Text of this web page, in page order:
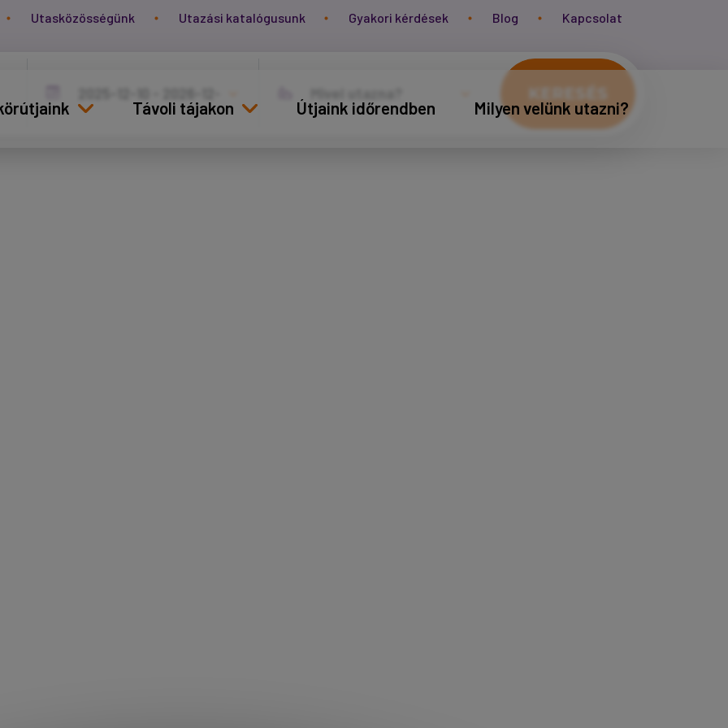
Utasközösségünk Utazási katalógusunk Gyakori kérdések Blog Kapcsolat
Távoli tájakon Útjaink időrendben Milyen velünk utazni?
KERESÉS